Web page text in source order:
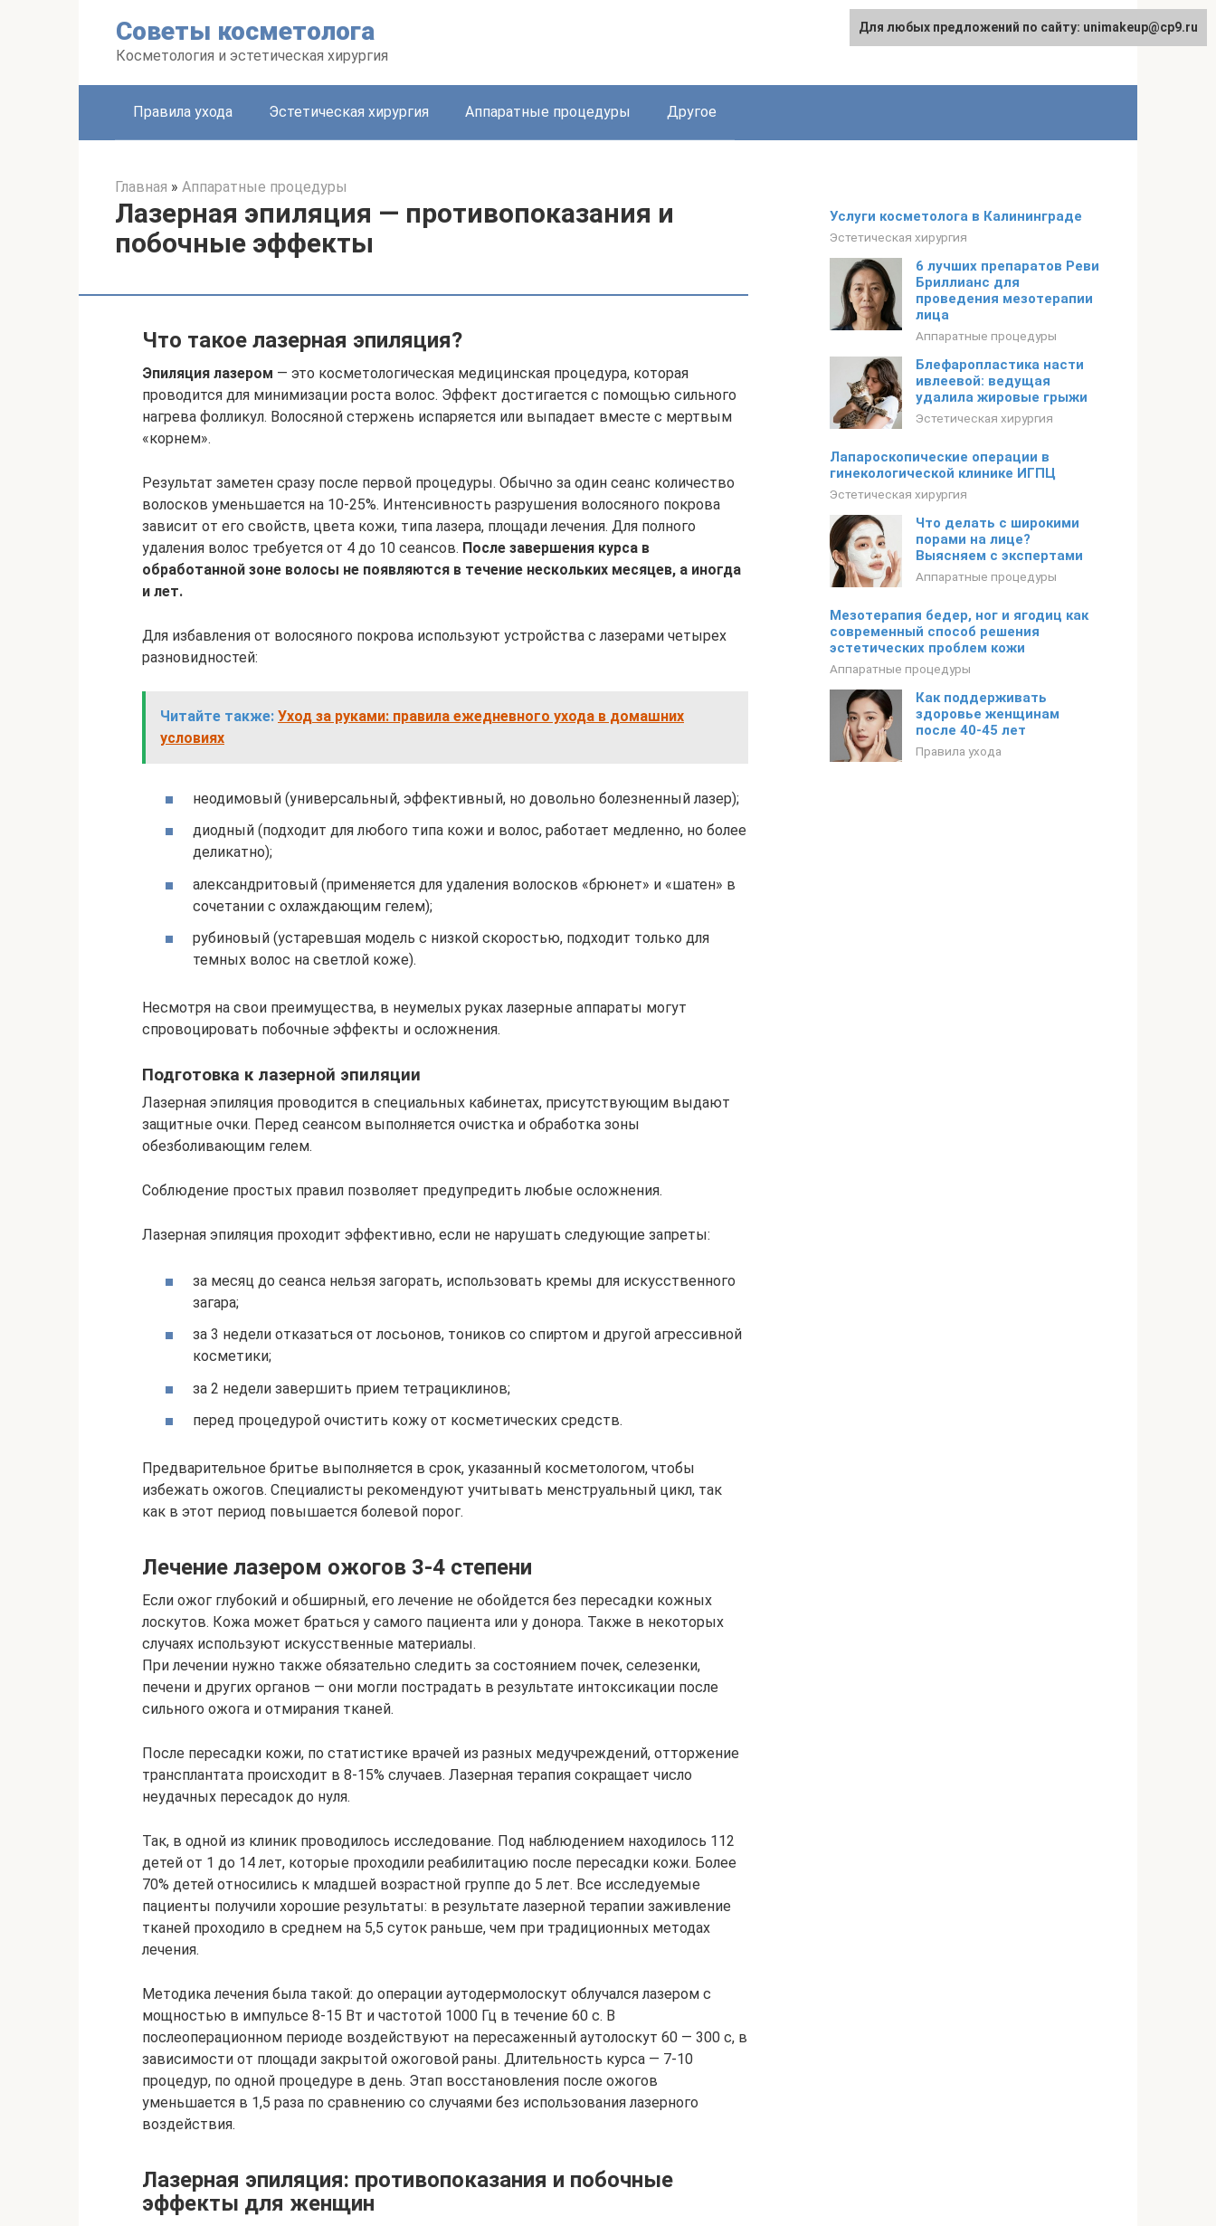
Советы косметолога
Косметология и эстетическая хирургия
Правила ухода Эстетическая хирургия Аппаратные процедуры Другое
Главная » Аппаратные процедуры
Лазерная эпиляция — противопоказания и
побочные эффекты
Что такое лазерная эпиляция?
Эпиляция лазером — это косметологическая медицинская процедура, которая
проводится для минимизации роста волос. Эффект достигается с помощью сильного
нагрева фолликул. Волосяной стержень испаряется или выпадает вместе с мертвым
«корнем».
Результат заметен сразу после первой процедуры. Обычно за один сеанс количество
волосков уменьшается на 10-25%. Интенсивность разрушения волосяного покрова
зависит от его свойств, цвета кожи, типа лазера, площади лечения. Для полного
удаления волос требуется от 4 до 10 сеансов. После завершения курса в
обработанной зоне волосы не появляются в течение нескольких месяцев, а иногда
и лет.
Для избавления от волосяного покрова используют устройства с лазерами четырех
разновидностей:
Читайте также: Уход за руками: правила ежедневного ухода в домашних
условиях
неодимовый (универсальный, эффективный, но довольно болезненный лазер);
диодный (подходит для любого типа кожи и волос, работает медленно, но более
деликатно);
александритовый (применяется для удаления волосков «брюнет» и «шатен» в
сочетании с охлаждающим гелем);
рубиновый (устаревшая модель с низкой скоростью, подходит только для
темных волос на светлой коже).
Несмотря на свои преимущества, в неумелых руках лазерные аппараты могут
спровоцировать побочные эффекты и осложнения.
Подготовка к лазерной эпиляции
Лазерная эпиляция проводится в специальных кабинетах, присутствующим выдают
защитные очки. Перед сеансом выполняется очистка и обработка зоны
обезболивающим гелем.
Соблюдение простых правил позволяет предупредить любые осложнения.
Лазерная эпиляция проходит эффективно, если не нарушать следующие запреты:
за месяц до сеанса нельзя загорать, использовать кремы для искусственного
загара;
за 3 недели отказаться от лосьонов, тоников со спиртом и другой агрессивной
косметики;
за 2 недели завершить прием тетрациклинов;
перед процедурой очистить кожу от косметических средств.
Предварительное бритье выполняется в срок, указанный косметологом, чтобы
избежать ожогов. Специалисты рекомендуют учитывать менструальный цикл, так
как в этот период повышается болевой порог.
Лечение лазером ожогов 3-4 степени
Если ожог глубокий и обширный, его лечение не обойдется без пересадки кожных
лоскутов. Кожа может браться у самого пациента или у донора. Также в некоторых
случаях используют искусственные материалы.
При лечении нужно также обязательно следить за состоянием почек, селезенки,
печени и других органов — они могли пострадать в результате интоксикации после
сильного ожога и отмирания тканей.
После пересадки кожи, по статистике врачей из разных медучреждений, отторжение
трансплантата происходит в 8-15% случаев. Лазерная терапия сокращает число
неудачных пересадок до нуля.
Так, в одной из клиник проводилось исследование. Под наблюдением находилось 112
детей от 1 до 14 лет, которые проходили реабилитацию после пересадки кожи. Более
70% детей относились к младшей возрастной группе до 5 лет. Все исследуемые
пациенты получили хорошие результаты: в результате лазерной терапии заживление
тканей проходило в среднем на 5,5 суток раньше, чем при традиционных методах
лечения.
Методика лечения была такой: до операции аутодермолоскут облучался лазером с
мощностью в импульсе 8-15 Вт и частотой 1000 Гц в течение 60 с. В
послеоперационном периоде воздействуют на пересаженный аутолоскут 60 — 300 с, в
зависимости от площади закрытой ожоговой раны. Длительность курса — 7-10
процедур, по одной процедуре в день. Этап восстановления после ожогов
уменьшается в 1,5 раза по сравнению со случаями без использования лазерного
воздействия.
Лазерная эпиляция: противопоказания и побочные
эффекты для женщин
Услуги косметолога в Калининграде
Эстетическая хирургия
6 лучших препаратов Реви
Бриллианс для
проведения мезотерапии
лица
Аппаратные процедуры
Блефаропластика насти
ивлеевой: ведущая
удалила жировые грыжи
Эстетическая хирургия
Лапароскопические операции в
гинекологической клинике ИГПЦ
Эстетическая хирургия
Что делать с широкими
порами на лице?
Выясняем с экспертами
Аппаратные процедуры
Мезотерапия бедер, ног и ягодиц как
современный способ решения
эстетических проблем кожи
Аппаратные процедуры
Как поддерживать
здоровье женщинам
после 40-45 лет
Правила ухода
Для любых предложений по сайту: unimakeup@cp9.ru